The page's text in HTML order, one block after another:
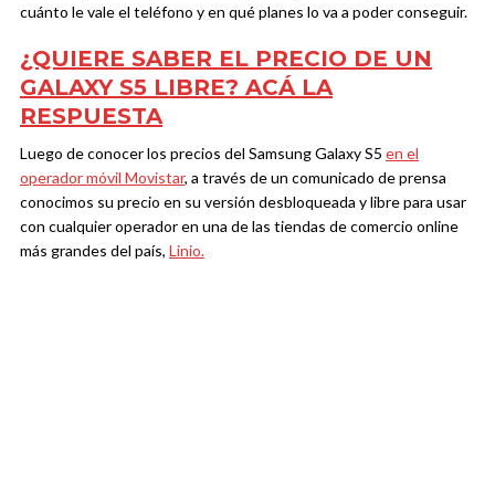
cuánto le vale el teléfono y en qué planes lo va a poder conseguir.
¿QUIERE SABER EL PRECIO DE UN
GALAXY S5 LIBRE? ACÁ LA
RESPUESTA
Luego de conocer los precios del Samsung Galaxy S5 en el
operador móvil Movistar, a través de un comunicado de prensa
conocimos su precio en su versión desbloqueada y libre para usar
con cualquier operador en una de las tiendas de comercio online
más grandes del país, Linio.